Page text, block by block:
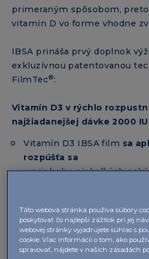
primeraným spôsobom,
vitamín D vo forme vhodne
IBSA prináša prvý doplnok
exkluzívnou patentovanou
FilmTec®:
Vitamín D3 v rýchlo
najžiadanejšej dávke 2000
Vitamín D3 IBSA film sa
rozpúšťa sa
v priebehu niekoľkých
Rýchlo a úplne uvoľňuje
výborne sa vstrebáva,
trávenie.
Táto webová stránka používa súbory
poskytovať čo najlepší zážitok pri jej
webovej stránky vyjadrujete súhlas s
cookie. Viac informácií o tom, ako
spravovať, nájdete v našich zásadách